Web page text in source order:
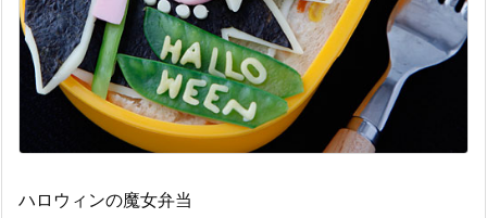
ハロウィンの魔女弁当